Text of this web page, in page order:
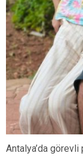
Antalya’da